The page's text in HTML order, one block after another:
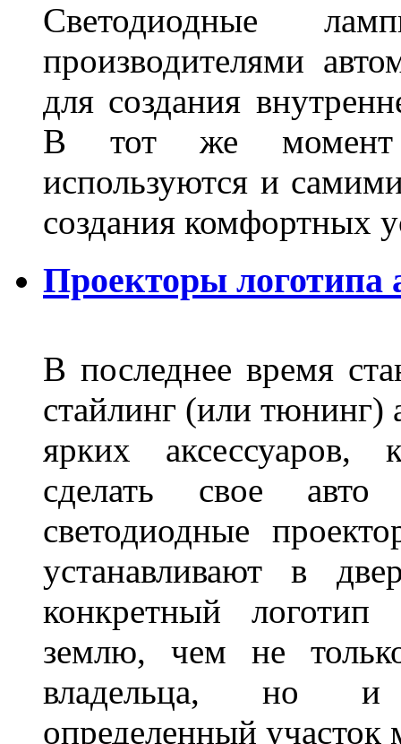
Светодиодные
производителями
для создания
В тот же момент
используются и
создания комфортных
Проекторы логотипа
В последнее время
стайлинг (или тюнинг)
ярких аксессуаров,
сделать свое
светодиодные
устанавливают в
конкретный логотип
землю, чем не
владельца, но и
определенный участок